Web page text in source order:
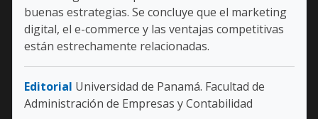
buenas estrategias. Se concluye que el marketing
digital, el e-commerce y las ventajas competitivas
están estrechamente relacionadas.
Editorial Universidad de Panamá. Facultad de
Administración de Empresas y Contabilidad